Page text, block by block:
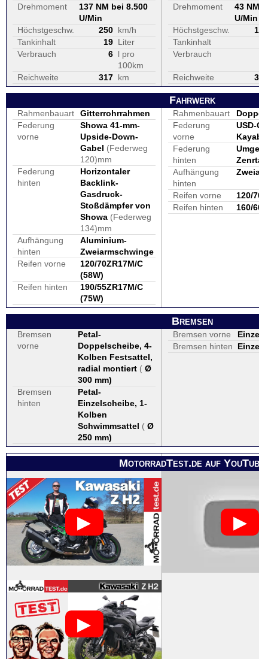
Drehmoment
137 NM bei 8.500
U/Min
Höchstgeschw.
250 km/h
Tankinhalt
19 Liter
Verbrauch
6 l pro
100km
Reichweite
317 km
Drehmoment
43 NM
U/Min
Höchstgeschw.
160
Tankinhalt
Verbrauch
Reichweite 333
Fahrwerk
Rahmenbauart
Gitterrohrrahmen
Federung
vorne
Showa 41-mm-
Upside-Down-
Gabel (Federweg
120)mm
Federung
hinten
Horizontaler
Backlink-
Gasdruck-
Stoßdämpfer von
Showa (Federweg
134)mm
Aufhängung
hinten
Aluminium-
Zweiarmschwinge
Reifen vorne
120/70ZR17M/C
(58W)
Reifen hinten
190/55ZR17M/C
(75W)
Rahmenbauart
Federung
vorne
USD-
Kayaba
Federung
hinten
Aufhängung
hinten
Reifen vorne
120/70
Reifen hinten
160/
Bremsen
Bremsen
vorne
Petal-
Doppelscheibe, 4-
Kolben Festsattel,
radial montiert ( Ø
300 mm)
Bremsen
hinten
Petal-
Einzelscheibe, 1-
Kolben
Schwimmsattel ( Ø
250 mm)
Bremsen vorne
Bremsen hinten
MotorradTest.de auf YouTube